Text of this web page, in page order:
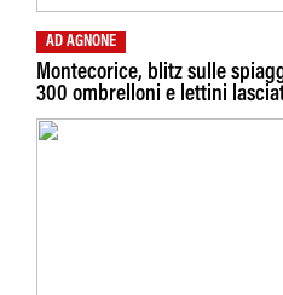
AD AGNONE
Montecorice, blitz sulle
300 ombrelloni e lettini